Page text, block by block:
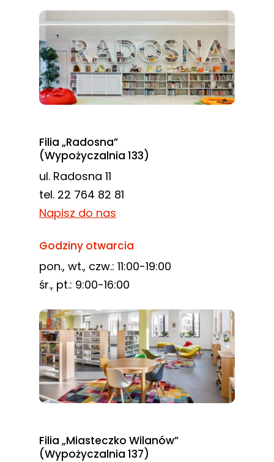
Filia „Radosna”
(Wypożyczalnia 133)
ul. Radosna 11
tel. 22 764 82 81
Napisz do nas
Godziny otwarcia
pon., wt., czw.: 11:00-19:00
śr., pt.: 9:00-16:00
Filia „Miasteczko Wilanów”
(Wypożyczalnia 137)